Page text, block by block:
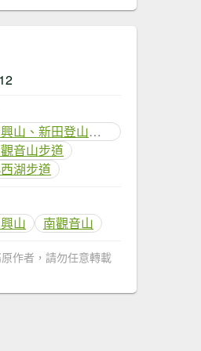
聚興山、新田登山步道
音山步道
湖步道
山
南觀音山
作者，請勿任意轉載